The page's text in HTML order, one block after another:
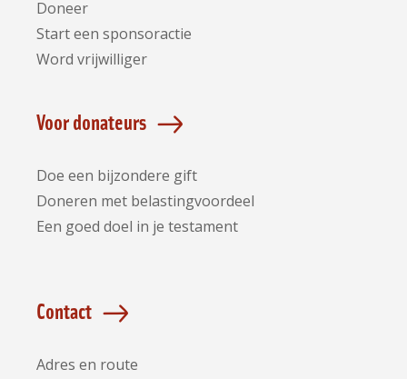
Doneer
Start een sponsoractie
Word vrijwilliger
Voor donateurs
Doe een bijzondere gift
Doneren met belastingvoordeel
Een goed doel in je testament
Contact
Adres en route